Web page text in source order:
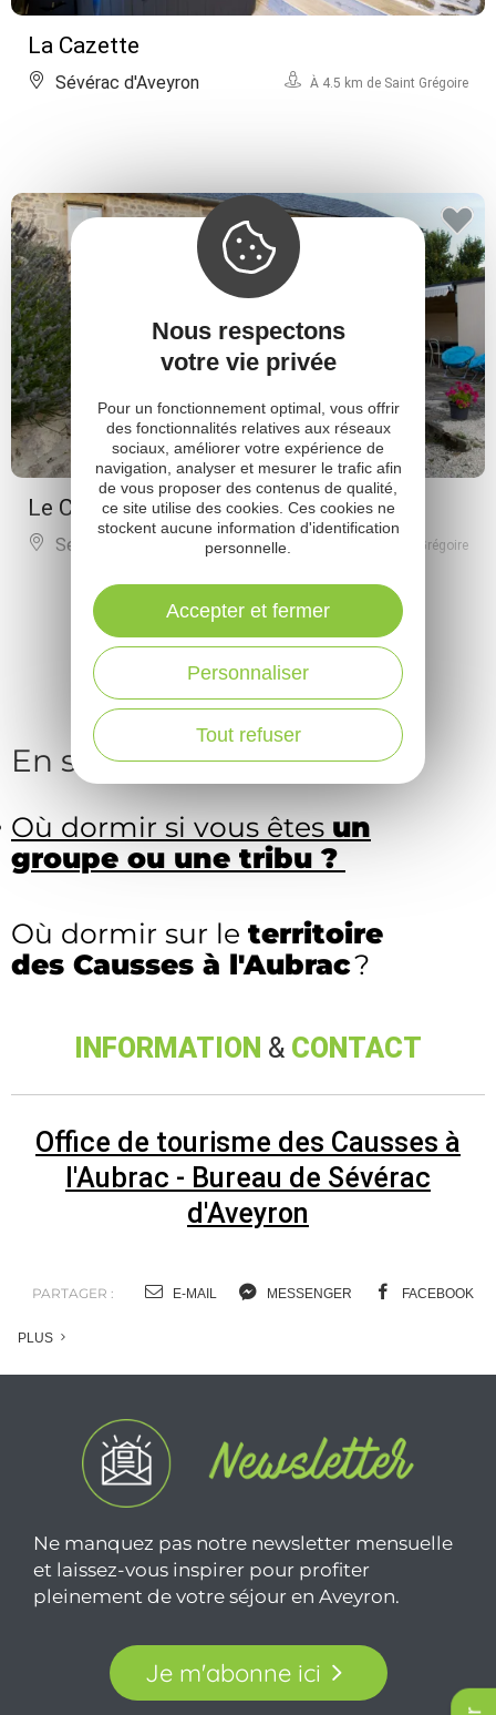
La Cazette
Sévérac d'Aveyron À 4.5 km de Saint Grégoire
Le Crochet de Pervenche
Sévérac d'Aveyron À 4.5 km de Saint Grégoire
PLUS DE RÉSULTATS
En savoir plus
Où dormir si vous êtes un
groupe ou une tribu ?
Où dormir sur le territoire
des Causses à l'Aubrac?
INFORMATION & CONTACT
Office de tourisme des Causses à
l'Aubrac - Bureau de Sévérac
d'Aveyron
PARTAGER : E-MAIL MESSENGER FACEBOOK
PLUS
Ne manquez pas notre newsletter mensuelle
et laissez-vous inspirer pour profiter
pleinement de votre séjour en Aveyron.
Je m'abonne ici
Nous respectons
votre vie privée
Pour un fonctionnement optimal, vous offrir
des fonctionnalités relatives aux réseaux
sociaux, améliorer votre expérience de
navigation, analyser et mesurer le trafic afin
de vous proposer des contenus de qualité,
ce site utilise des cookies. Ces cookies ne
stockent aucune information d'identification
personnelle.
Tout refuser
Personnaliser
Accepter et fermer